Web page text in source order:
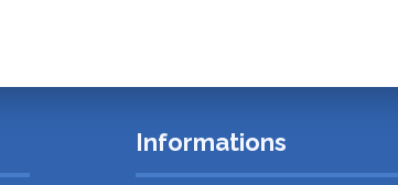
Informations